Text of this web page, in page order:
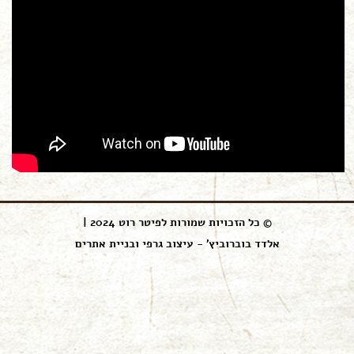
© כל הזכויות שמורות לפיטר רוט 2024 |
אלדד בוברוביץ' - עיצוב גרפי ובניית אתרים